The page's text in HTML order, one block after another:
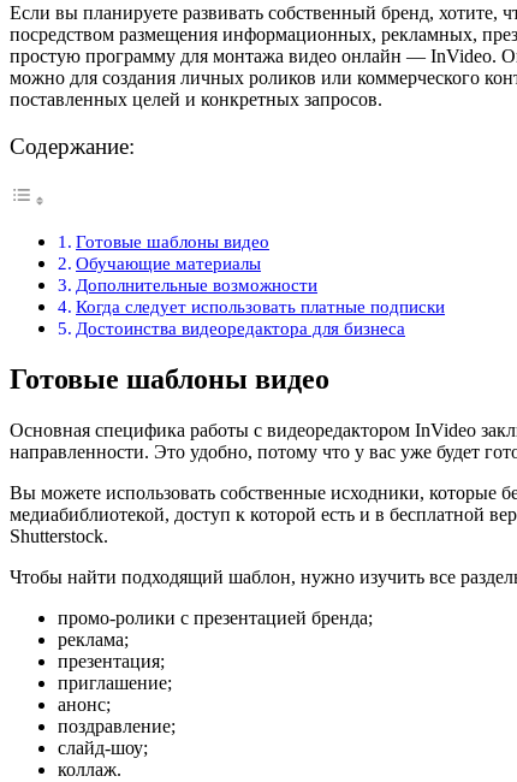
Если вы планируете развивать собственный бренд, хотите,
посредством размещения информационных, рекламных,
простую программу для монтажа видео онлайн — InVideo.
можно для создания личных роликов или коммерческого
поставленных целей и конкретных запросов.
Содержание:
Готовые шаблоны видео
Обучающие материалы
Дополнительные возможности
Когда следует использовать платные подписки
Достоинства видеоредактора для бизнеса
Готовые шаблоны видео
Основная специфика работы с видеоредактором InVideo
направленности. Это удобно, потому что у вас уже будет
Вы можете использовать собственные исходники, которые
медиабиблиотекой, доступ к которой есть и в бесплатной
Shutterstock.
Чтобы найти подходящий шаблон, нужно изучить все
промо-ролики с презентацией бренда;
реклама;
презентация;
приглашение;
анонс;
поздравление;
слайд-шоу;
коллаж.